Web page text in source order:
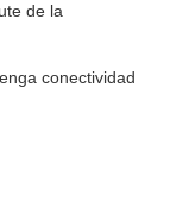
de la
conectividad